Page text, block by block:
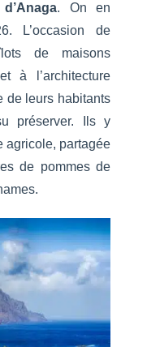
. On en
L’occasion de
de maisons
à l’architecture
de leurs habitants
préserver. Ils y
agricole, partagée
de pommes de